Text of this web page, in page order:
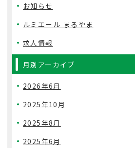
お知らせ
ルミエール まるやま
求人情報
月別アーカイブ
2026年6月
2025年10月
2025年8月
2025年6月